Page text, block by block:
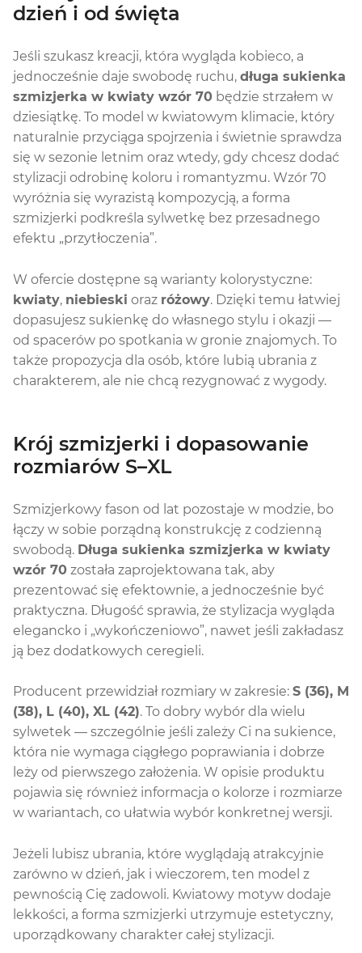
dzień i od święta
Jeśli szukasz kreacji, która wygląda kobieco, a
jednocześnie daje swobodę ruchu, długa sukienka
szmizjerka w kwiaty wzór 70 będzie strzałem w
dziesiątkę. To model w kwiatowym klimacie, który
naturalnie przyciąga spojrzenia i świetnie sprawdza
się w sezonie letnim oraz wtedy, gdy chcesz dodać
stylizacji odrobinę koloru i romantyzmu. Wzór 70
wyróżnia się wyrazistą kompozycją, a forma
szmizjerki podkreśla sylwetkę bez przesadnego
efektu „przytłoczenia”.
W ofercie dostępne są warianty kolorystyczne:
kwiaty, niebieski oraz różowy. Dzięki temu łatwiej
dopasujesz sukienkę do własnego stylu i okazji —
od spacerów po spotkania w gronie znajomych. To
także propozycja dla osób, które lubią ubrania z
charakterem, ale nie chcą rezygnować z wygody.
Krój szmizjerki i dopasowanie
rozmiarów S–XL
Szmizjerkowy fason od lat pozostaje w modzie, bo
łączy w sobie porządną konstrukcję z codzienną
swobodą. Długa sukienka szmizjerka w kwiaty
wzór 70 została zaprojektowana tak, aby
prezentować się efektownie, a jednocześnie być
praktyczna. Długość sprawia, że stylizacja wygląda
elegancko i „wykończeniowo”, nawet jeśli zakładasz
ją bez dodatkowych ceregieli.
Producent przewidział rozmiary w zakresie: S (36), M
(38), L (40), XL (42). To dobry wybór dla wielu
sylwetek — szczególnie jeśli zależy Ci na sukience,
która nie wymaga ciągłego poprawiania i dobrze
leży od pierwszego założenia. W opisie produktu
pojawia się również informacja o kolorze i rozmiarze
w wariantach, co ułatwia wybór konkretnej wersji.
Jeżeli lubisz ubrania, które wyglądają atrakcyjnie
zarówno w dzień, jak i wieczorem, ten model z
pewnością Cię zadowoli. Kwiatowy motyw dodaje
lekkości, a forma szmizjerki utrzymuje estetyczny,
uporządkowany charakter całej stylizacji.